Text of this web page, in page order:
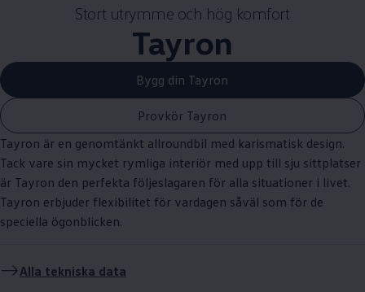
Stort utrymme och hög komfort
Tayron
Bygg din Tayron
Provkör Tayron
Tayron är en genomtänkt allroundbil med karismatisk design.
Tack vare sin mycket rymliga interiör med upp till sju sittplatser
är Tayron den perfekta följeslagaren för alla situationer i livet.
Tayron erbjuder flexibilitet för vardagen såväl som för de
speciella ögonblicken.
Alla tekniska data